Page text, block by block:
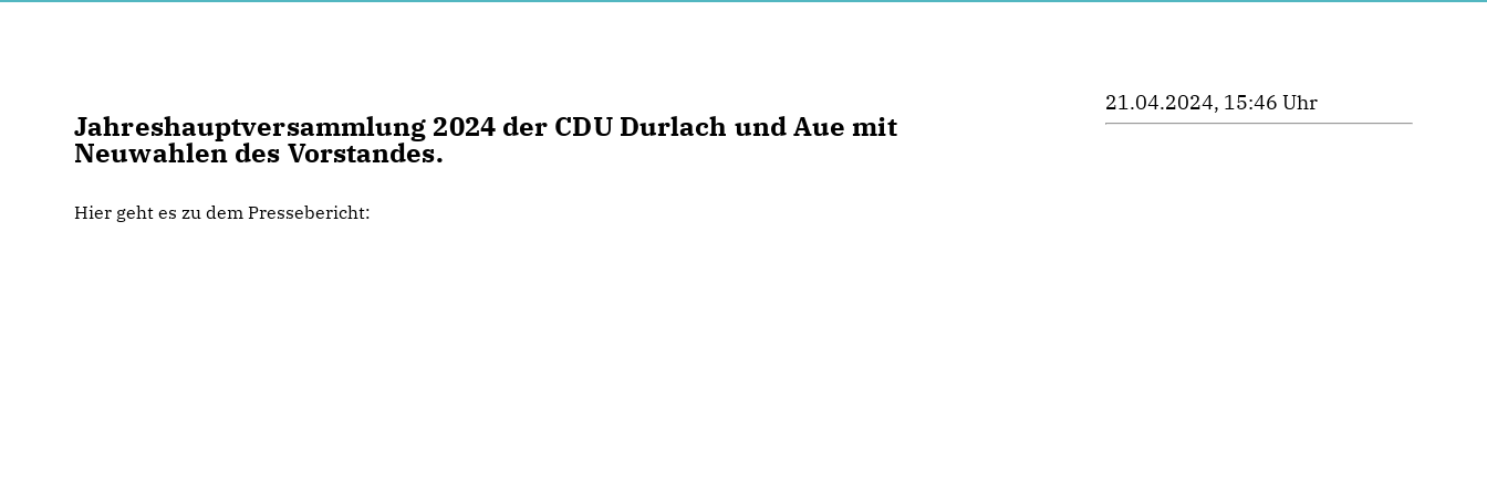
Jahreshauptversammlung 2024 der CDU Durlach und Aue mit
Neuwahlen des Vorstandes.
Hier geht es zu dem Pressebericht:
21.04.2024, 15:46 Uhr